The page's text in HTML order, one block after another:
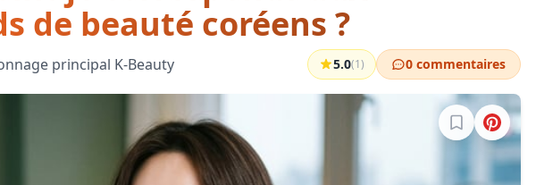
de beauté coréens ?
principal K-Beauty 5.0(1) 0 commentaires
Connectez-